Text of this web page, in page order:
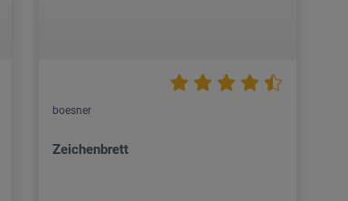
boesner
Zeichenbrett